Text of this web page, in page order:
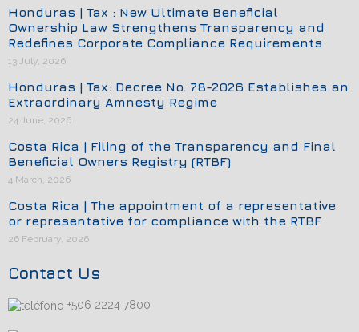
Honduras | Tax : New Ultimate Beneficial
Ownership Law Strengthens Transparency and
Redefines Corporate Compliance Requirements
13 July, 2026
Honduras | Tax: Decree No. 78-2026 Establishes an
Extraordinary Amnesty Regime
24 June, 2026
Costa Rica | Filing of the Transparency and Final
Beneficial Owners Registry (RTBF)
4 March, 2026
Costa Rica | The appointment of a representative
or representative for compliance with the RTBF
26 February, 2026
Contact Us
+506 2224 7800